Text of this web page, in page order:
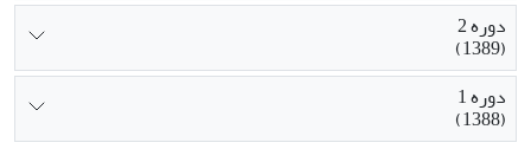
دوره 2
(1389)
دوره 1
(1388)